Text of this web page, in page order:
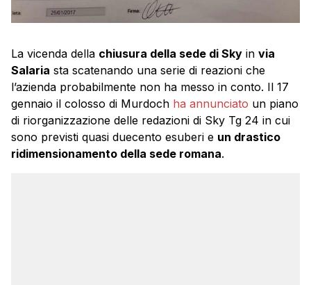
La vicenda della chiusura della sede di Sky in via
Salaria sta scatenando una serie di reazioni che
l’azienda probabilmente non ha messo in conto. Il 17
gennaio il colosso di Murdoch ha annunciato un piano
di riorganizzazione delle redazioni di Sky Tg 24 in cui
sono previsti quasi duecento esuberi e un drastico
ridimensionamento della sede romana.